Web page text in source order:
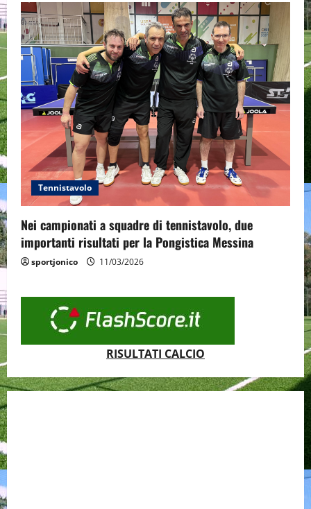
Tennistavolo
Nei campionati a squadre di tennistavolo, due
importanti risultati per la Pongistica Messina
sportjonico 11/03/2026
RISULTATI CALCIO